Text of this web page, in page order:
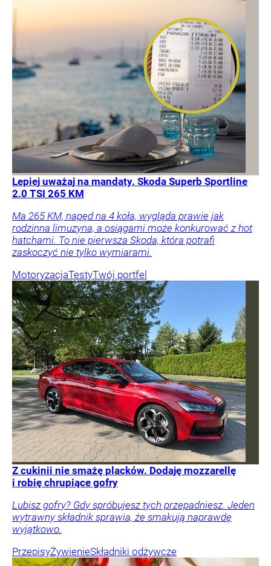
Lepiej uważaj na mandaty. Skoda Superb Sportline
2.0 TSI 265 KM
Ma 265 KM, napęd na 4 koła, wygląda prawie jak
rodzinna limuzyna, a osiągami może konkurować z hot
hatchami. To nie pierwsza Skoda, która potrafi
zaskoczyć nie tylko wymiarami.
MotoryzacjaTestyTwój portfel
Z cukinii nie smażę placków. Dodaję mozzarellę
i robię chrupiące gofry
Lubisz gofry? Gdy spróbujesz tych przepadniesz. Jeden
wytrawny składnik sprawia, że smakują naprawdę
wyjątkowo.
PrzepisyŻywienieSkładniki odżywcze